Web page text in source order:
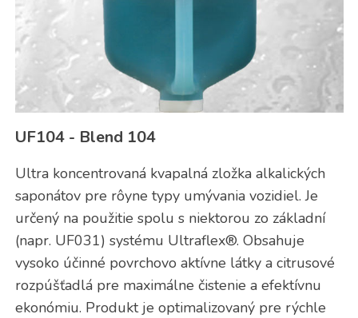
UF104 - Blend 104
Ultra koncentrovaná kvapalná zložka alkalických
saponátov pre rôyne typy umývania vozidiel. Je
určený na použitie spolu s niektorou zo základní
(napr. UF031) systému Ultraflex®. Obsahuje
vysoko účinné povrchovo aktívne látky a citrusové
rozpúšťadlá pre maximálne čistenie a efektívnu
ekonómiu. Produkt je optimalizovaný pre rýchle